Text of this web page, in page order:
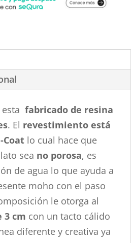
estafabricado de resina
. El revestimiento está
Coat lo cual hace que
sea no porosa, es
de agua lo que ayuda a
moho con el paso
le otorga al
3 cm con un tacto cálido
diferente y creativa ya